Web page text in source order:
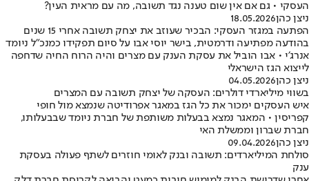
העסקי • גם אם אין שום טענה נגד תשובה, מה עם מראית העין?
ניצן כהן18.05.2026
הפתעה במגזר העסקי: הבכיר שעוזב את יצחק תשובה אחרי 15 שנים
בהודעה מפתיעה ודרמטית, בישר יוסי אבו על סיום תפקידו כמנכ״ל ניומד
אנרג׳י • אבו הוביל את עסקת הענק עם מצרים והיה הרוח החיה שדחפה
לייצוא הגז הישראלי
ניצן כהן04.05.2026
בשווי מיליארדי דולרים: העסקה של יצחק תשובה עם המצרים
איש העסקים ימכור את כל הגז במאגר אפרודיטה שנמצא מול חופי
קפריסין • המאגר נמצא בבעלות משותפת של חברת ניומד שבבעלותו,
חברת שברון וממשלת האי
ניצן כהן09.04.2026
סולחת המיליארדים: תשובה ובנק לאומי חוזרים לשתף פעולה בעסקת
ענק